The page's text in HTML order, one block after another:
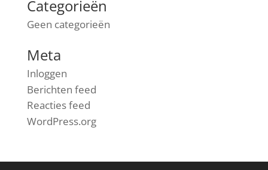
Categorieën
Geen categorieën
Meta
Inloggen
Berichten feed
Reacties feed
WordPress.org